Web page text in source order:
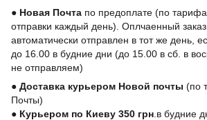
● Новая Почта по предоплате (по
отправки каждый день). Оплчаенный
автоматически отправлен в тот же день,
до 16.00 в будние дни (до 15.00 в сб. в
не отправляем)
● Доставка курьером Новой почты (по
Почты)
● Курьером по Киеву 350 грн .в будние